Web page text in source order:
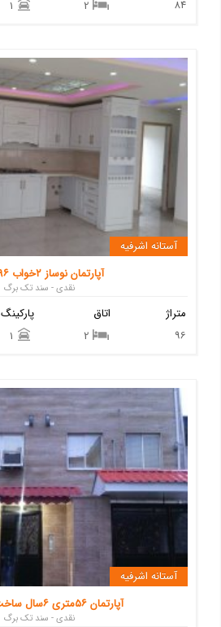
84
آستانه اشرفیه
آپارتمان نوساز ۲خواب ۹۶متری
نقدی - سند تک برگ
پارکینگ
اتاق
متراژ
96
آستانه اشرفیه
آپارتمان ۵۶متری ۶سال ساخت فردوسی
نقدی - سند تک برگ